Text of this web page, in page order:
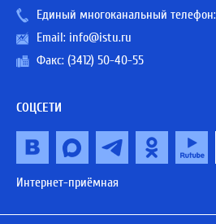
Единый многоканальный телефон:
Email: info@istu.ru
Факс: (3412) 50-40-55
СОЦСЕТИ
Интернет-приёмная